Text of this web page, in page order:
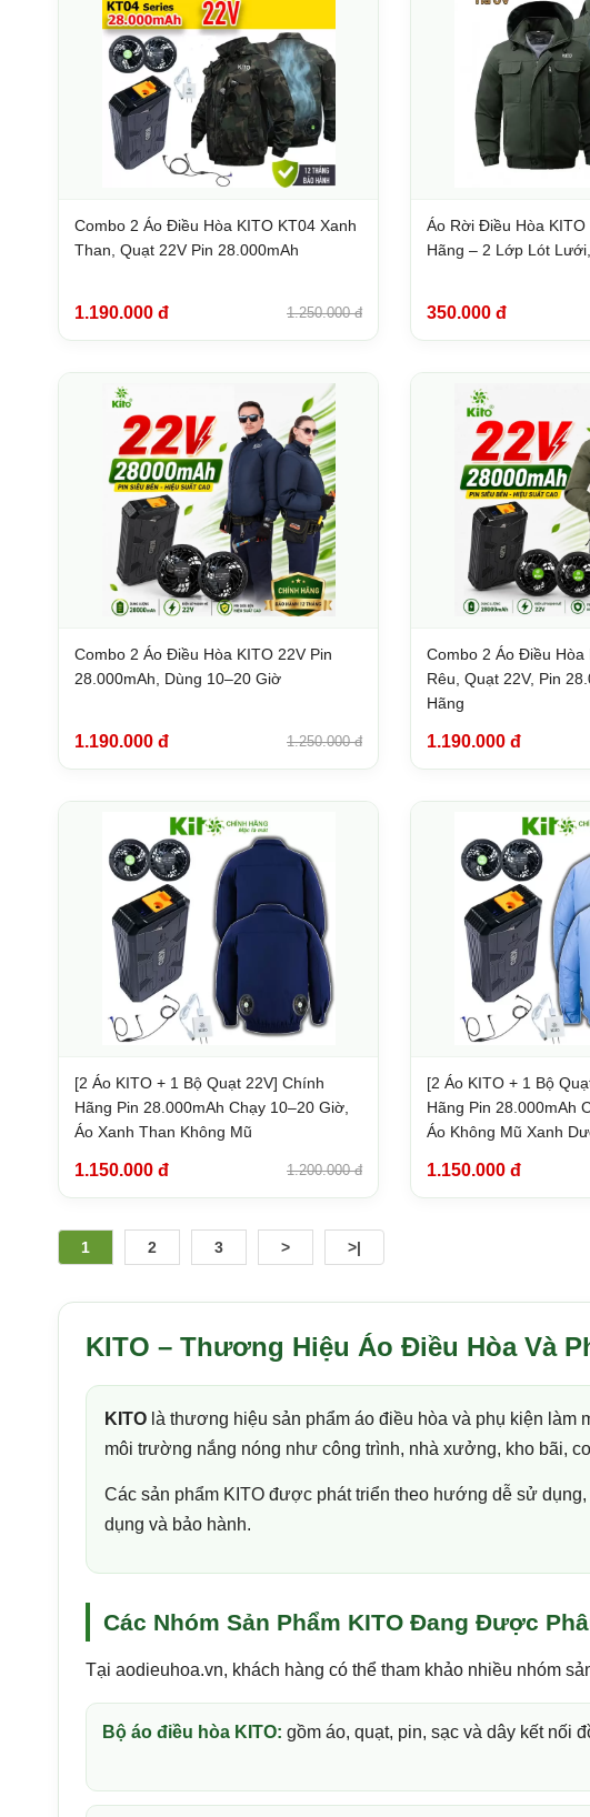
Combo 2 Áo Điều Hòa KITO KT04 Xanh
Than, Quạt 22V Pin 28.000mAh
1.190.000 đ 1.250.000 đ
Áo Rời Điều Hòa KITO
Hãng – 2 Lớp Lót
350.000 đ
Combo 2 Áo Điều Hòa KITO 22V Pin
28.000mAh, Dùng 10–20 Giờ
1.190.000 đ 1.250.000 đ
Combo 2 Áo Điều Hòa
Rêu, Quạt 22V, Pin
Hãng
1.190.000 đ
[2 Áo KITO + 1 Bộ Quạt 22V] Chính
Hãng Pin 28.000mAh Chạy 10–20 Giờ,
Áo Xanh Than Không Mũ
1.150.000 đ 1.200.000 đ
[2 Áo KITO + 1 Bộ
Hãng Pin 28.000mAh
Áo Không Mũ Xanh
1.150.000 đ
1 2 3 > >|
KITO – Thương Hiệu Áo Điều Hòa Và
KITO là thương hiệu sản phẩm áo điều hòa và phụ kiện làm
môi trường nắng nóng như công trình, nhà xưởng, kho bãi,
Các sản phẩm KITO được phát triển theo hướng dễ sử
dụng và bảo hành.
Các Nhóm Sản Phẩm KITO Đang Được
Tại aodieuhoa.vn, khách hàng có thể tham khảo nhiều nhóm
Bộ áo điều hòa KITO: gồm áo, quạt, pin, sạc và dây kết nối